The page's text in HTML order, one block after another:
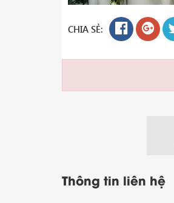
CHIA SẺ:
Thông tin liên hệ